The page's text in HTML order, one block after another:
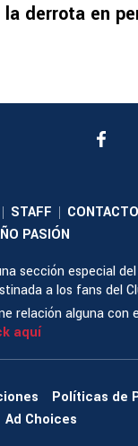
derrota en
| STAFF | CONTACTO
PASIÓN
sección especial
a los fans del
relación alguna con
aquí
Políticas de
Ad Choices